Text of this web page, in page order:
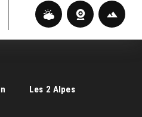
Les 2 Alpes